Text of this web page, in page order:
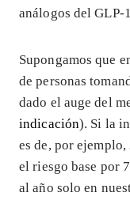
análogos del GLP-
Supongamos que
de personas
dado el auge del
indicación). Si la
es de, por
el riesgo base por
al año solo en